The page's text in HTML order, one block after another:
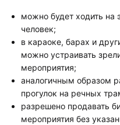
можно будет ходить на
человек;
в караоке, барах и
можно устраивать
мероприятия;
аналогичным образом
прогулок на речных
разрешено продавать
мероприятия без